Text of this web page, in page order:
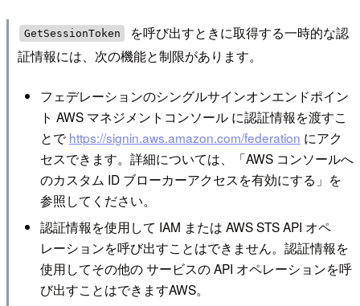
GetSessionToken
を呼び出すときに取得する一時的な認
証情報には、次の機能と制限があります。
フェデレーションのシングルサインオンエンドポイン
ト AWS マネジメントコンソール に認証情報を渡すこ
とでhttps://signin.aws.amazon.com/federation にアク
セスできます。詳細については、「AWS コンソールへ
のカスタム ID ブローカーアクセスを有効にする」を
参照してください。
認証情報を使用して IAM または AWS STS API オペ
レーションを呼び出すことはできません。認証情報を
使用してその他の サービスの API オペレーションを呼
び出すことはできますAWS。